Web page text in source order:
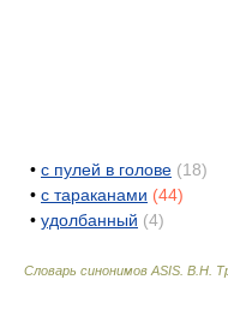
• с пулей в голове (18)
• с тараканами (44)
• удолбанный (4)
Словарь синонимов ASIS. В.Н.